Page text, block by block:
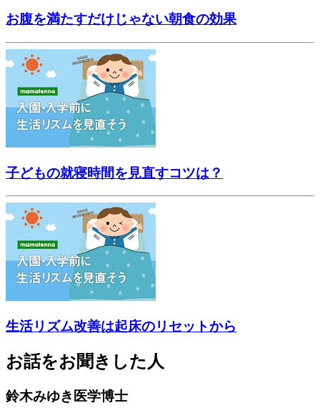
お腹を満たすだけじゃない朝食の効果
子どもの就寝時間を見直すコツは？
生活リズム改善は起床のリセットから
お話をお聞きした人
鈴木みゆき医学博士